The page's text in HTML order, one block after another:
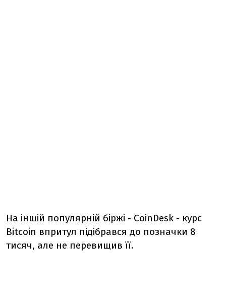
На іншій популярній біржі - CoinDesk - курс
Bitcoin впритул підібрався до позначки 8
тисяч, але не перевищив її.